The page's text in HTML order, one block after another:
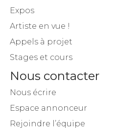
Expos
Artiste en vue !
Appels à projet
Stages et cours
Nous contacter
Nous écrire
Espace annonceur
Rejoindre l’équipe